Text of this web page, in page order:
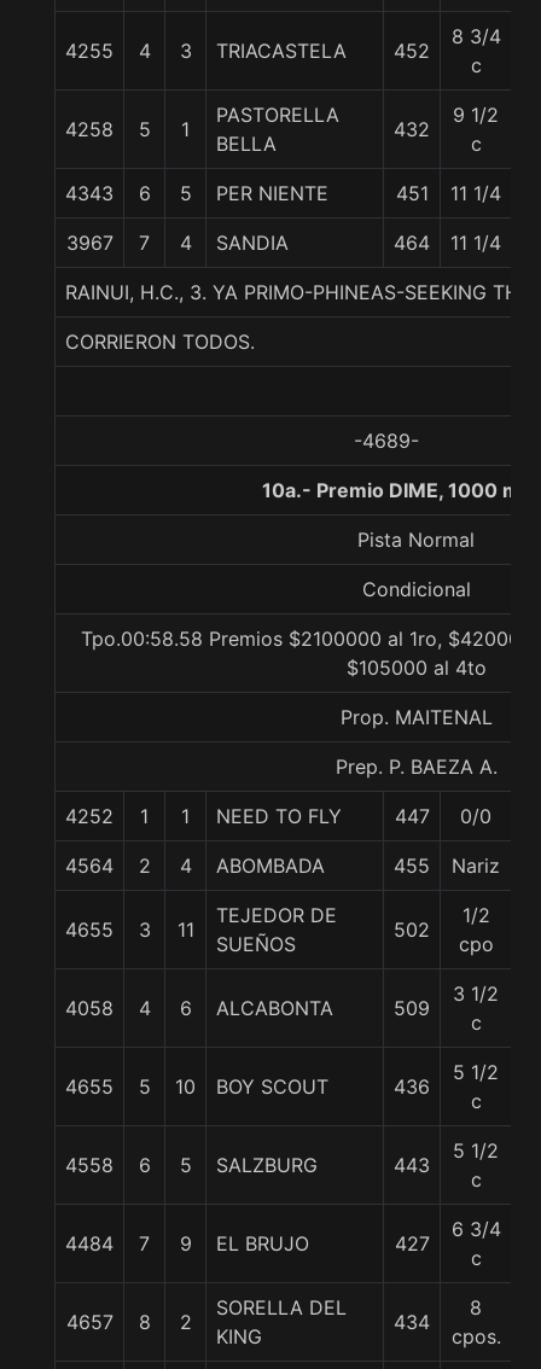
4255 4 3 TRIACASTELA 452
8 3/4
c
4258 5 1
PASTORELLA
BELLA
432
9 1/2
c
4343 6 5 PER NIENTE 451 11 1/4
3967 7 4 SANDIA 464 11 1/4
RAINUI, H.C., 3. YA PRIMO-PHINEAS-SEEKING THE
CORRIERON TODOS.
-4689-
10a.- Premio DIME, 1000
Pista Normal
Condicional
Tpo.00:58.58 Premios $2100000 al 1ro,
$105000 al 4to
Prop. MAITENAL
Prep. P. BAEZA A.
4252 1 1 NEED TO FLY 447 0/0
4564 2 4 ABOMBADA 455 Nariz
4655 3 11
TEJEDOR DE
SUEÑOS
502
1/2
cpo
4058 4 6 ALCABONTA 509
3 1/2
c
4655 5 10 BOY SCOUT 436
5 1/2
c
4558 6 5 SALZBURG 443
5 1/2
c
4484 7 9 EL BRUJO 427
6 3/4
c
4657 8 2
SORELLA DEL
KING
434
8
cpos.